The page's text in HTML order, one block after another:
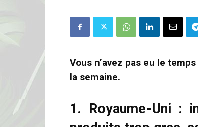
Vous n’avez pas eu le
la semaine.
1. Royaume-Uni :